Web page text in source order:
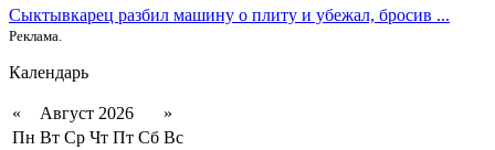
Сыктывкарец разбил машину о плиту и убежал, бросив ...
Реклама.
Календарь
« Август 2026
»
Пн Вт Ср Чт Пт Сб Вс